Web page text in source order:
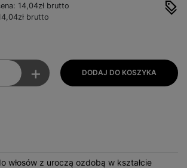
14,04zł brutto
brutto
+
włosów z uroczą ozdobą w kształcie